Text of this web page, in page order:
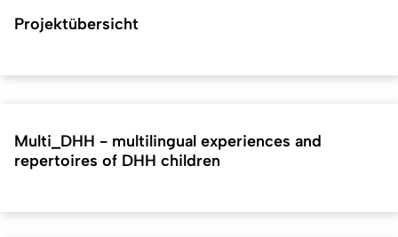
Projektübersicht
Multi_DHH - multilingual experiences and
repertoires of DHH children